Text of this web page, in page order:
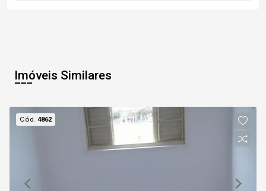
07
08
17:00
Imóveis Similares
Cód.4862